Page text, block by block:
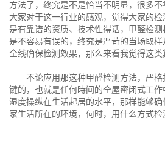
方法了，终究是不是恰当不明显，很多
大家对于这一行业的感观，觉得大家的
是有靠谱的资质、技术性得话，甲醛检
是不容易有误的，终究是严苛的当场取样
全线确保检测效果，那么来看我觉得这类
不论应用那这种甲醛检测方法，严格
键的，也就是任何時间的全屋密闭式工
湿度操纵在生活起居的水平，那样能够
家生活所在的环境，何时，用什么方式检